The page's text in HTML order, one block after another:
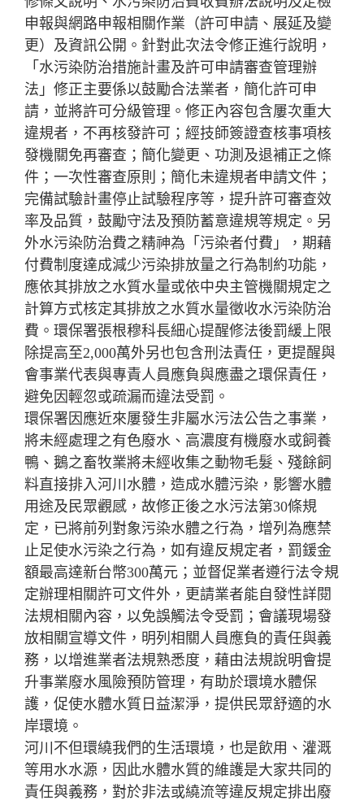
申報與網路申報相關作業（許可申請、展延及變
更）及資訊公開。針對此次法令修正進行說明，
「水污染防治措施計畫及許可申請審查管理辦
法」修正主要係以鼓勵合法業者，簡化許可申
請，並將許可分級管理。修正內容包含屢次重大
違規者，不再核發許可；經技師簽證查核事項核
發機關免再審查；簡化變更、功測及退補正之條
件；一次性審查原則；簡化未違規者申請文件；
完備試驗計畫停止試驗程序等，提升許可審查效
率及品質，鼓勵守法及預防蓄意違規等規定。另
外水污染防治費之精神為「污染者付費」，期藉
付費制度達成減少污染排放量之行為制約功能，
應依其排放之水質水量或依中央主管機關規定之
計算方式核定其排放之水質水量徵收水污染防治
費。環保署張根穆科長細心提醒修法後罰緩上限
除提高至2,000萬外另也包含刑法責任，更提醒與
會事業代表與專責人員應負與應盡之環保責任，
避免因輕忽或疏漏而違法受罰。
環保署因應近來屢發生非屬水污法公告之事業，
將未經處理之有色廢水、高濃度有機廢水或飼養
鴨、鵝之畜牧業將未經收集之動物毛髮、殘餘飼
料直接排入河川水體，造成水體污染，影響水體
用途及民眾觀感，故修正後之水污法第30條規
定，已將前列對象污染水體之行為，增列為應禁
止足使水污染之行為，如有違反規定者，罰鍰金
額最高達新台幣300萬元；並督促業者遵行法令規
定辦理相關許可文件外，更請業者能自發性詳閱
法規相關內容，以免誤觸法令受罰；會議現場發
放相關宣導文件，明列相關人員應負的責任與義
務，以增進業者法規熟悉度，藉由法規說明會提
升事業廢水風險預防管理，有助於環境水體保
護，促使水體水質日益潔淨，提供民眾舒適的水
岸環境。
河川不但環繞我們的生活環境，也是飲用、灌溉
等用水水源，因此水體水質的維護是大家共同的
責任與義務，對於非法或繞流等違反規定排出廢